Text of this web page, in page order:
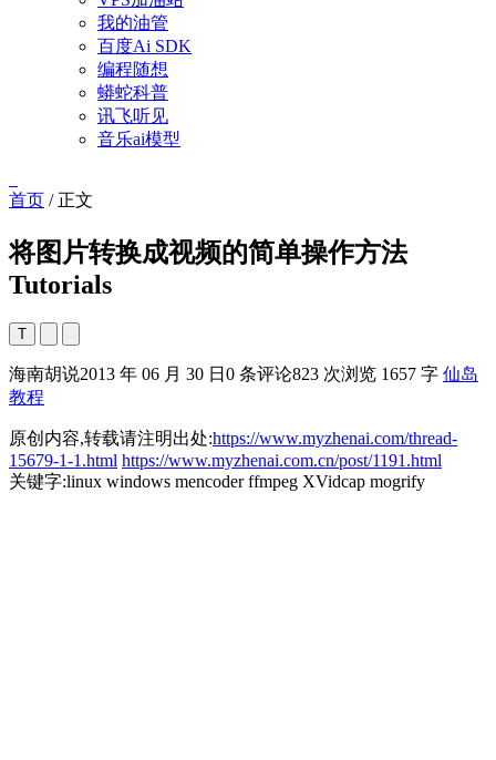
我的油管
百度Ai SDK
编程随想
蟒蛇科普
讯飞听见
音乐ai模型
首页 / 正文
将图片转换成视频的简单操作方法
Tutorials
T
海南胡说2013 年 06 月 30 日 0 条评论823 次浏览 1657 字 仙岛
教程
原创内容,转载请注明出处:https://www.myzhenai.com/thread-
15679-1-1.html https://www.myzhenai.com.cn/post/1191.html
关键字:linux windows mencoder ffmpeg XVidcap mogrify